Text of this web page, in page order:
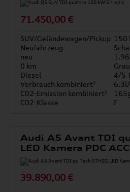
71.450,00 €
SUV/Geländewagen/Pickup 150
Neufahrzeug
neu
0 km
Grau
Diesel
4/5
Verbrauch kombiniert¹
CO2-Emission kombiniert¹
CO2-Klasse
F
Audi A5 Avant TDI qu
LED Kamera PDC ACC
39.890,00 €